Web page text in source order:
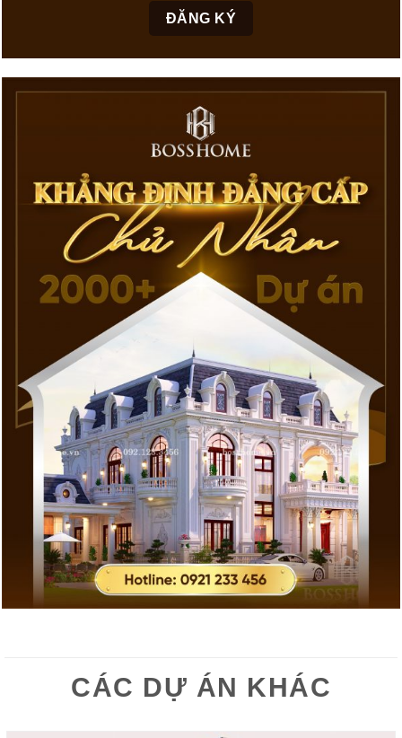
CÁC DỰ ÁN KHÁC